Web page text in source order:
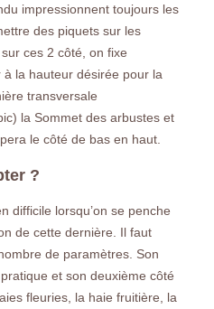
impressionnent toujours les
des piquets sur les
ces 2 côté, on fixe
la hauteur désirée pour la
transversale
la Sommet des arbustes et
le côté de bas en haut.
?
difficile lorsqu’on se penche
de cette dernière. Il faut
de paramètres. Son
et son deuxième côté
fleuries, la haie fruitière, la